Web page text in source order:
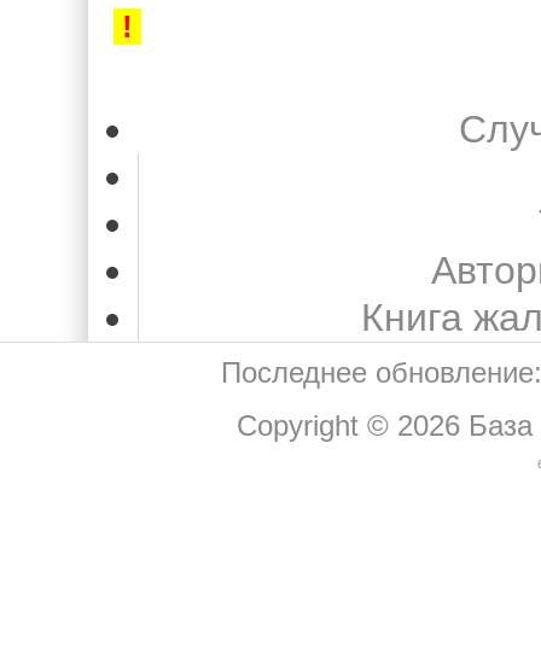
!
Книга
Последнее
Copyright © 2026 База